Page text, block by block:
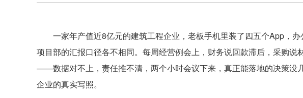
一家年产值近8亿元的建筑工程企业，老板手机里装了四五个App，办
项目部的汇报口径各不相同。每周经营例会上，财务说回款滞后，采购说
——数据对不上，责任推不清，两个小时会议下来，真正能落地的决策没
企业的真实写照。